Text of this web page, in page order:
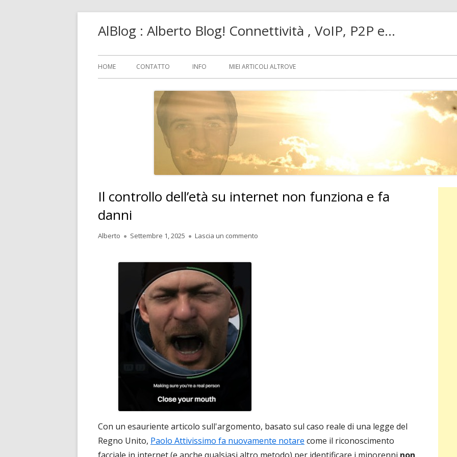
AlBlog : Alberto Blog! Connettività , VoIP, P2P e…
Menu
principale
HOME CONTATTO INFO MIEI ARTICOLI ALTROVE
Il controllo dell’età su internet non funziona e fa
danni
Autore
Alberto Pubblicato
Settembre 1, 2025 Lascia un commento
Con un esauriente articolo sull'argomento, basato sul caso reale di una legge del
Regno Unito, Paolo Attivissimo fa nuovamente notare come il riconoscimento